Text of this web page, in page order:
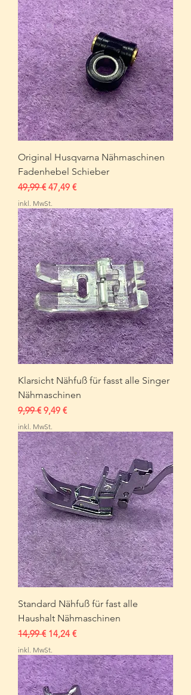
Original Husqvarna Nähmaschinen
Fadenhebel Schieber
Standardpreis
49,99 € Sale-Preis
47,49 €
inkl. MwSt.
Klarsicht Nähfuß für fasst alle Singer
Nähmaschinen
Standardpreis
9,99 € Sale-Preis
9,49 €
inkl. MwSt.
Standard Nähfuß für fast alle
Haushalt Nähmaschinen
Standardpreis
14,99 € Sale-Preis
14,24 €
inkl. MwSt.